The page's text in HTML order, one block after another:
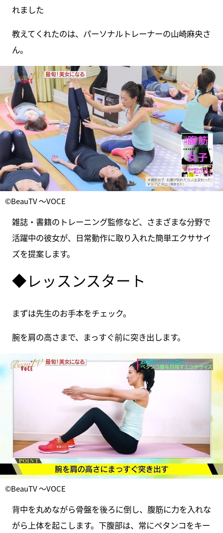
れました
教えてくれたのは、パーソナルトレーナーの山崎麻央さ
ん。
©BeauTV ～VOCE
雑誌・書籍のトレーニング監修など、さまざまな分野で
活躍中の彼女が、日常動作に取り入れた簡単エクササイ
ズを提案します。
◆レッスンスタート
まずは先生のお手本をチェック。
腕を肩の高さまで、まっすぐ前に突き出します。
©BeauTV ～VOCE
背中を丸めながら骨盤を後ろに倒し、腹筋に力を入れな
がら上体を起こします。下腹部は、常にペタンコをキー